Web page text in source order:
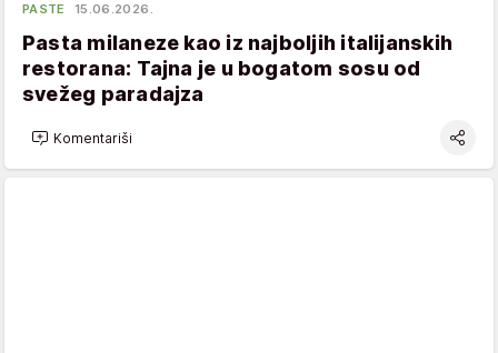
PASTE 15.06.2026.
Pasta milaneze kao iz najboljih italijanskih
restorana: Tajna je u bogatom sosu od
svežeg paradajza
Komentariši